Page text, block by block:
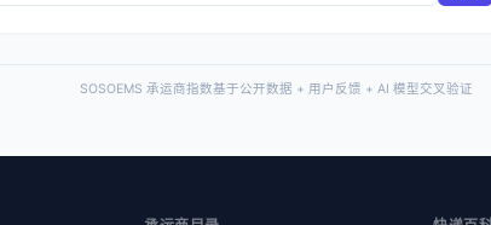
SOSOEMS 承运商指数基于公开数据 + 用户反馈 + AI 模型交叉验证